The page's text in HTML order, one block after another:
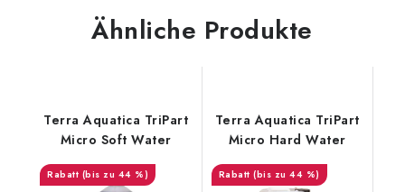
Ähnliche Produkte
Terra Aquatica TriPart
Micro Soft Water
(bis zu 44 %)
Terra Aquatica TriPart
Micro Hard Water
(bis zu 44 %)